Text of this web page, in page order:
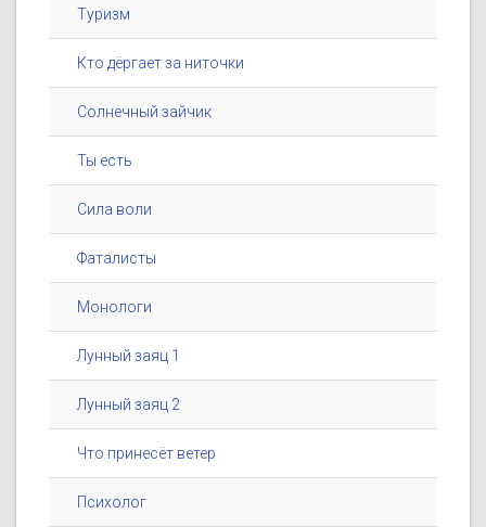
Туризм
Кто дёргает за ниточки
Солнечный зайчик
Ты есть
Сила воли
Фаталисты
Монологи
Лунный заяц 1
Лунный заяц 2
Что принесёт ветер
Психолог